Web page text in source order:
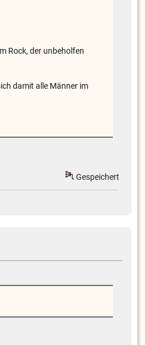
Rock, der unbeholfen
damit alle Männer im
Gespeichert